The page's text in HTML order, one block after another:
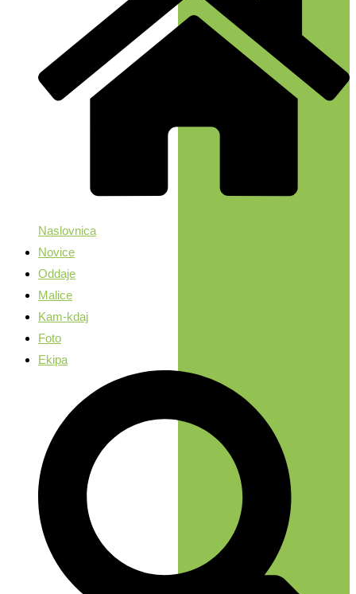
Naslovnica
Novice
Oddaje
Malice
Kam-kdaj
Foto
Ekipa